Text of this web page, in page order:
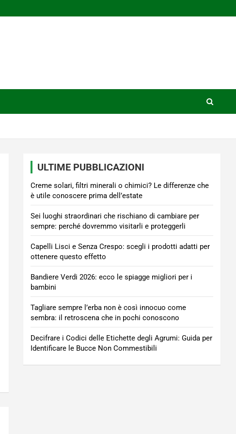
ULTIME PUBBLICAZIONI
Creme solari, filtri minerali o chimici? Le differenze che
è utile conoscere prima dell’estate
Sei luoghi straordinari che rischiano di cambiare per
sempre: perché dovremmo visitarli e proteggerli
Capelli Lisci e Senza Crespo: scegli i prodotti adatti per
ottenere questo effetto
Bandiere Verdi 2026: ecco le spiagge migliori per i
bambini
Tagliare sempre l’erba non è così innocuo come
sembra: il retroscena che in pochi conoscono
Decifrare i Codici delle Etichette degli Agrumi: Guida per
Identificare le Bucce Non Commestibili